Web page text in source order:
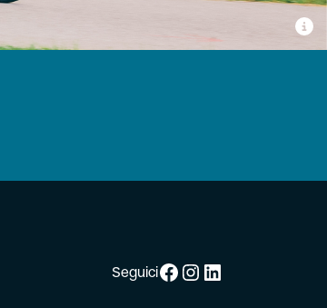
SeguiciFacebook
Instagram
LinkedIn